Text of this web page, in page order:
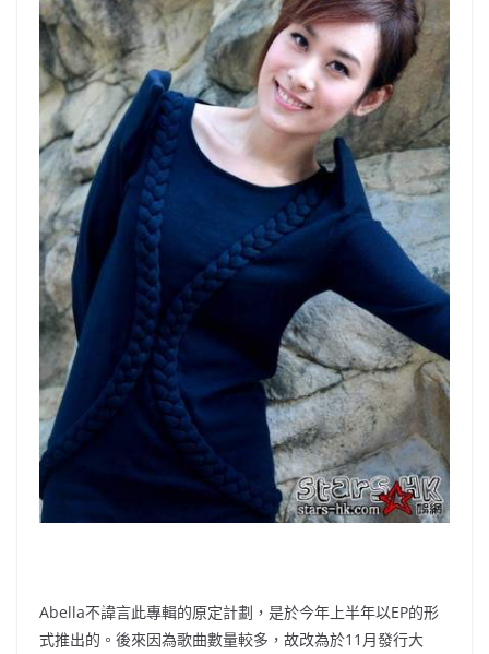
Abella不諱言此專輯的原定計劃，是於今年上半年以EP的形
式推出的。後來因為歌曲數量較多，故改為於11月發行大